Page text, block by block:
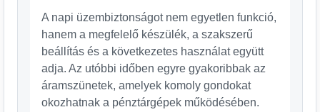
A napi üzembiztonságot nem egyetlen funkció,
hanem a megfelelő készülék, a szakszerű
beállítás és a következetes használat együtt
adja. Az utóbbi időben egyre gyakoribbak az
áramszünetek, amelyek komoly gondokat
okozhatnak a pénztárgépek működésében.